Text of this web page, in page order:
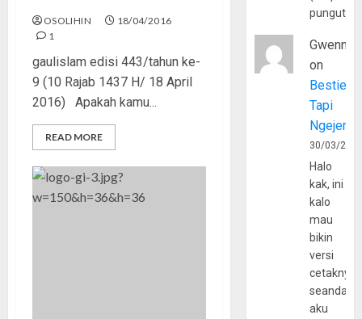
OSOLIHIN
18/04/2016
1
gaulislam edisi 443/tahun ke-
9 (10 Rajab 1437 H/ 18 April
2016) Apakah kamu...
READ MORE
Gwenny
on
Bestie
Tapi
30/03/
Halo
kak, ini
kalo
mau
bikin
versi
cetaknya
aku